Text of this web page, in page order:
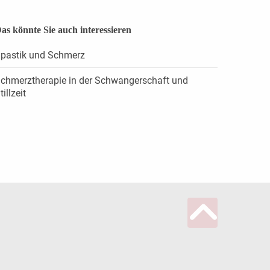
könnte Sie auch interessieren
und Schmerz
in der Schwangerschaft und